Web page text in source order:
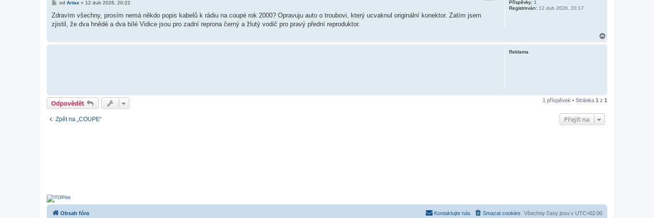
Příspěvky: 1
Registrován: 12 dub 2026, 20:17
P
í
p
e
od Artax » 12 dub 2026, 20:22
Zdravím všechny, prosím nemá někdo popis kabelů k rádiu na coupé rok 2000? Opravuju auto o troubovi, který ucvaknul originální konektor. Zatím jsem
zjistil, že dva hnědé a dva bílé Vidice jsou pro zadní reprona černý a žlutý vodič pro pravý přední reproduktor.
Reklama
Odpovědět 1 příspěvek • Stránka 1 z 1
Zpět na „COUPE“ Přejít na
Obsah fóra Všechny časy jsou v UTC+02:00
Smazat cookies
Kontaktujte nás